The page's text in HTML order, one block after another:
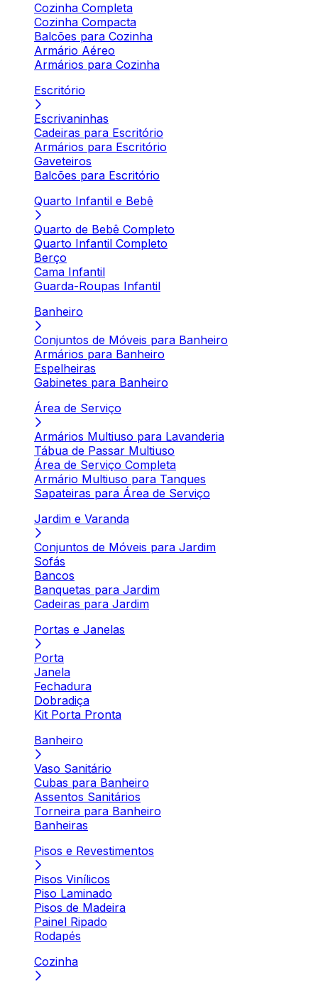
Cozinha Completa
Cozinha Compacta
Balcões para Cozinha
Armário Aéreo
Armários para Cozinha
Escritório
Escrivaninhas
Cadeiras para Escritório
Armários para Escritório
Gaveteiros
Balcões para Escritório
Quarto Infantil e Bebê
Quarto de Bebê Completo
Quarto Infantil Completo
Berço
Cama Infantil
Guarda-Roupas Infantil
Banheiro
Conjuntos de Móveis para Banheiro
Armários para Banheiro
Espelheiras
Gabinetes para Banheiro
Área de Serviço
Armários Multiuso para Lavanderia
Tábua de Passar Multiuso
Área de Serviço Completa
Armário Multiuso para Tanques
Sapateiras para Área de Serviço
Jardim e Varanda
Conjuntos de Móveis para Jardim
Sofás
Bancos
Banquetas para Jardim
Cadeiras para Jardim
Portas e Janelas
Porta
Janela
Fechadura
Dobradiça
Kit Porta Pronta
Banheiro
Vaso Sanitário
Cubas para Banheiro
Assentos Sanitários
Torneira para Banheiro
Banheiras
Pisos e Revestimentos
Pisos Vinílicos
Piso Laminado
Pisos de Madeira
Painel Ripado
Rodapés
Cozinha